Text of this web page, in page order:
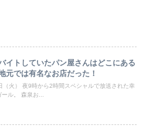
イトしていたパン屋さんはどこにある
元では有名なお店だった！
火） 夜9時から2時間スペシャルで放送された幸
ル。 森泉お...